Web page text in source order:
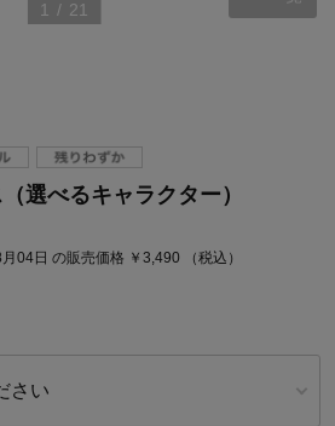
1 / 21
選べるキャラクター）
04日 の販売価格 ￥3,490 （税込）
さい